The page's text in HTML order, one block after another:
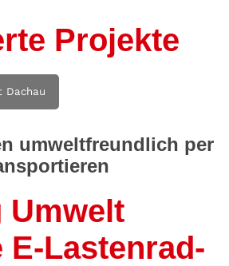
Projekte
Dachau
umweltfreundlich per
Umwelt
Lastenrad-